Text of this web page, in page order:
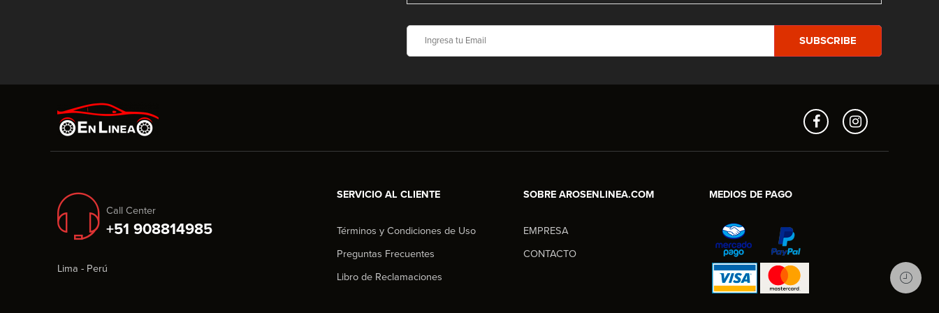
Call Center
+51 908814985
Lima - Perú
SERVICIO AL CLIENTE
Términos y Condiciones de Uso
Preguntas Frecuentes
Libro de Reclamaciones
SOBRE AROSENLINEA.COM
EMPRESA
CONTACTO
MEDIOS DE PAGO
Aros en Línea
Asesor Comercial